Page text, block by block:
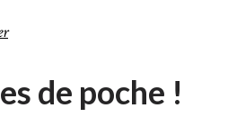
de poche !